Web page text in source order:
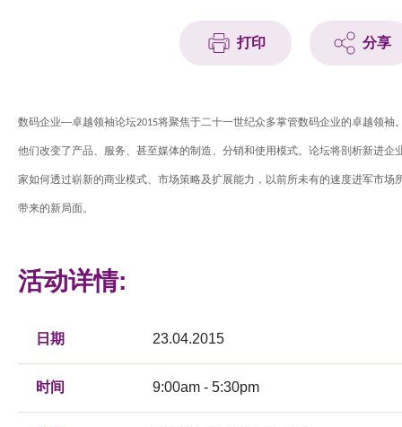
科技分享
会籍
打印 分享
数码企业—卓越领袖论坛2015将聚焦于二十一世纪众多掌管数码企业的卓越领袖
他们改变了产品、服务、甚至媒体的制造、分销和使用模式。论坛将剖析新进企
家如何透过崭新的商业模式、市场策略及扩展能力，以前所未有的速度进军市场
带来的新局面。
活动详情:
日期 23.04.2015
时间 9:00am - 5:30pm